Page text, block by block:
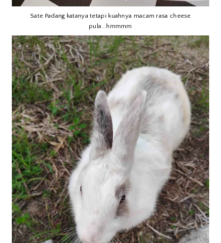
Sate Padang katanya tetapi kuahnya macam rasa cheese
pula...hmmmm